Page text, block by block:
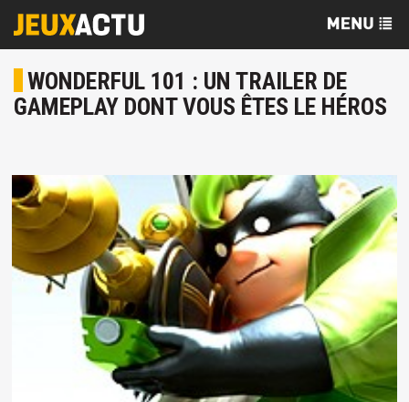
WONDERFUL 101 : UN TRAILER DE
GAMEPLAY DONT VOUS ÊTES LE HÉROS